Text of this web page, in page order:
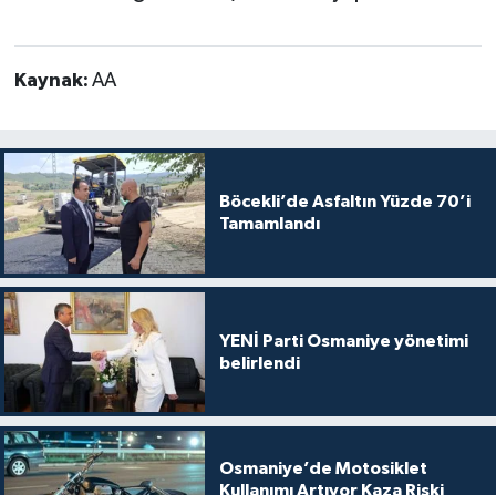
Kaynak: AA
Böcekli’de Asfaltın Yüzde 70’i
Tamamlandı
YENİ Parti Osmaniye yönetimi
belirlendi
Osmaniye’de Motosiklet
Kullanımı Artıyor Kaza Riski